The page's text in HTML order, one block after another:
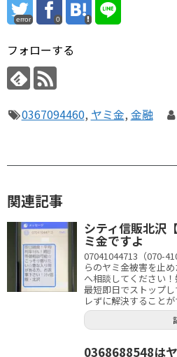
error 0
フォローする
0367094460, ヤミ金, 金融
関連記事
シティ信販北沢
ミ金ですよ
07041044713（070-
らのヤミ金被害を止
へ相談してください
最短即日でストップ
レずに解決することが
0368688548は